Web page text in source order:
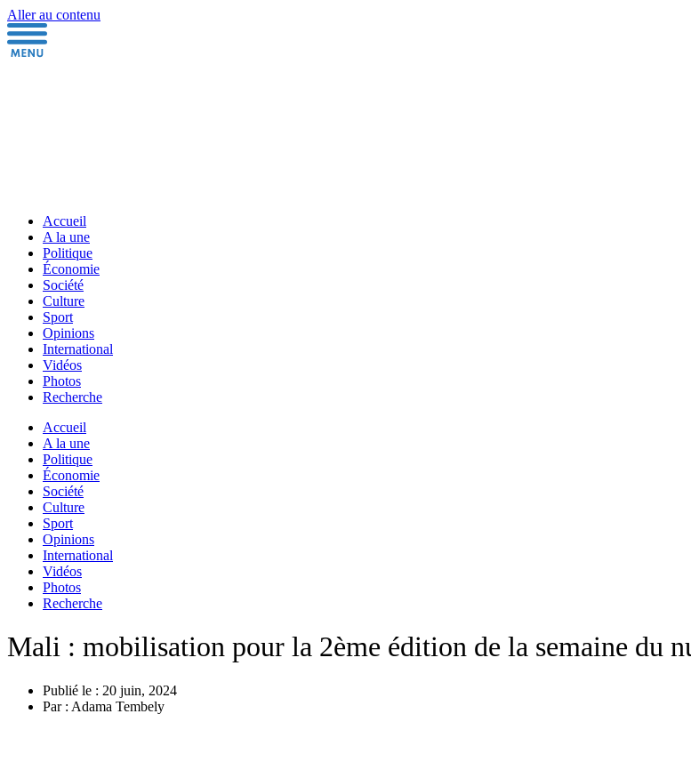
Aller au contenu
Accueil
A la une
Politique
Économie
Société
Culture
Sport
Opinions
International
Vidéos
Photos
Recherche
Accueil
A la une
Politique
Économie
Société
Culture
Sport
Opinions
International
Vidéos
Photos
Recherche
Mali : mobilisation pour la 2ème édition de la semaine du
Publié le : 20 juin, 2024
Par : Adama Tembely